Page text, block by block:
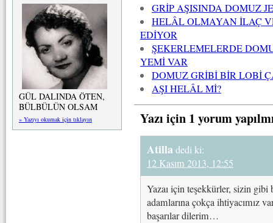
GÜL DALINDA ÖTEN,
BÜLBÜLÜN OLSAM
» Yazıyı okumak için tıklayın
GRİP AŞISINDA DOMUZ
HELÂL OLMAYAN İLAÇ
EDİYOR
ŞEKERLEMELERDE
YEMİ VAR
DOMUZ GRİBİ BİR LOBİ
AŞI HELÂL Mİ?
Yazı için 1 yorum
Atilla dedi ki:
12 Kasım 2013, 12:55
Yazaı için teşekkürler, sizin
adamlarına çokça ihtiyacımız
başarılar dilerim…